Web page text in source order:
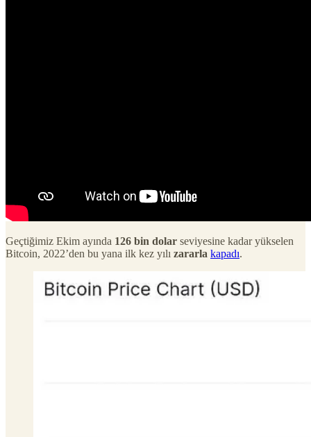
Geçtiğimiz Ekim ayında 126 bin dolar seviyesine kadar yükselen
Bitcoin, 2022’den bu yana ilk kez yılı zararla kapadı.